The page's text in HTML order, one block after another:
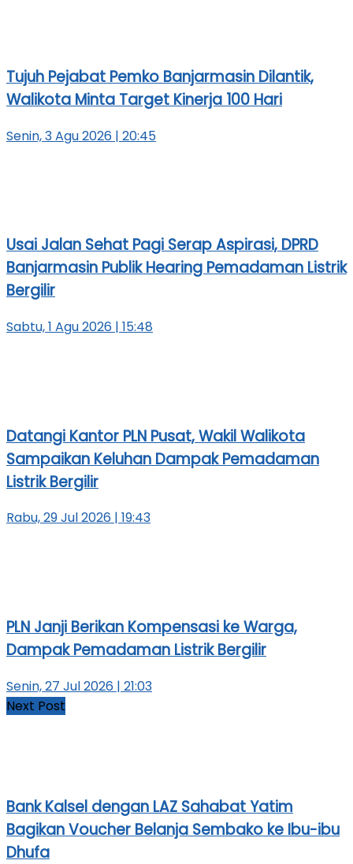
Tujuh Pejabat Pemko Banjarmasin Dilantik,
Walikota Minta Target Kinerja 100 Hari
Senin, 3 Agu 2026 | 20:45
Usai Jalan Sehat Pagi Serap Aspirasi, DPRD
Banjarmasin Publik Hearing Pemadaman Listrik
Bergilir
Sabtu, 1 Agu 2026 | 15:48
Datangi Kantor PLN Pusat, Wakil Walikota
Sampaikan Keluhan Dampak Pemadaman
Listrik Bergilir
Rabu, 29 Jul 2026 | 19:43
PLN Janji Berikan Kompensasi ke Warga,
Dampak Pemadaman Listrik Bergilir
Senin, 27 Jul 2026 | 21:03
Next Post
Bank Kalsel dengan LAZ Sahabat Yatim
Bagikan Voucher Belanja Sembako ke Ibu-ibu
Dhufa